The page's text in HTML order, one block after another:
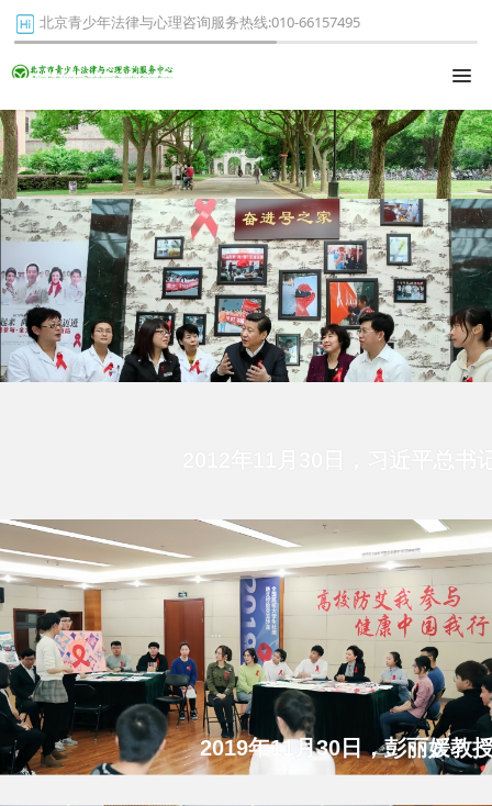
北京青少年法律与心理咨询服务热线:010-66157495